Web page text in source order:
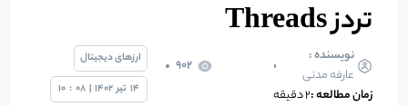
تردز Threads
نویسنده :
عارفه مدنی
902
زمان مطالعه :۲ دقیقه
ارزهای دیجیتال
14 تیر 1402
|
08
:
10